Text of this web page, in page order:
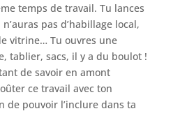
temps de travail. Tu lances
pas d’habillage local,
vitrine… Tu ouvres une
tablier, sacs, il y a du boulot !
de savoir en amont
ce travail avec ton
de pouvoir l’inclure dans ta